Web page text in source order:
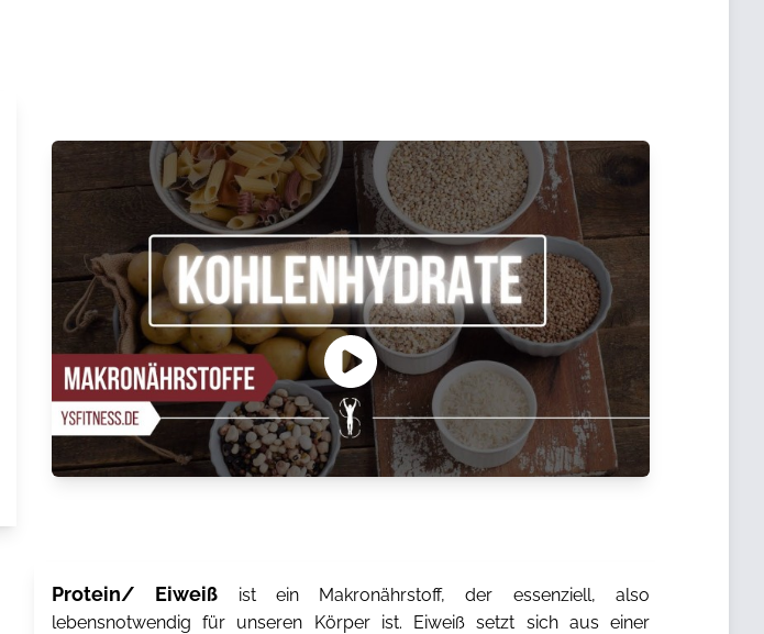
Protein/ Eiweiß ist ein Makronährstoff, der essenziell, also
lebensnotwendig für unseren Körper ist. Eiweiß setzt sich aus einer